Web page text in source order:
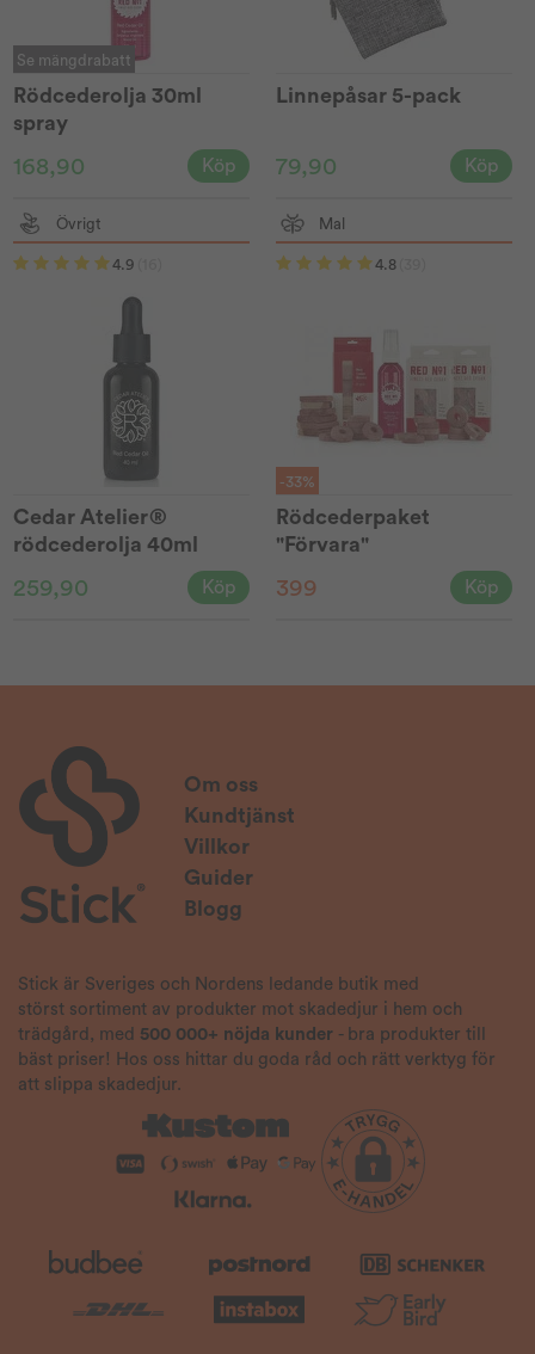
Se mängdrabatt
Rödcederolja 30ml
spray
168,90 Köp
Linnepåsar 5-pack
79,90 Köp
Övrigt
4.9
Cedar Atelier®
rödcederolja 40ml
259,90 Köp
Mal
4.8
-33%
Rödcederpaket
"Förvara"
399 Köp
Om oss
Kundtjänst
Villkor
Guider
Blogg
Stick är Sveriges och Nordens ledande butik med
störst sortiment av produkter mot skadedjur i hem och
trädgård, med 500 000+ nöjda kunder - bra produkter till
bäst priser! Hos oss hittar du goda råd och rätt verktyg för
att slippa skadedjur.